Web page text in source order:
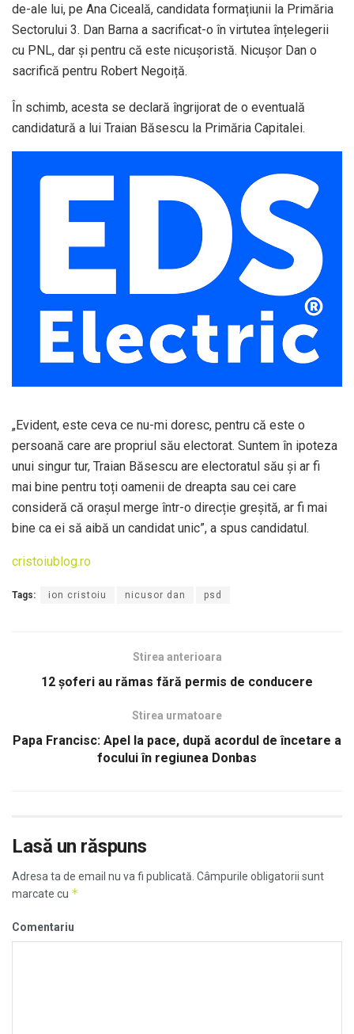
de-ale lui, pe Ana Ciceală, candidata formațiunii la Primăria
Sectorului 3. Dan Barna a sacrificat-o în virtutea înțelegerii
cu PNL, dar și pentru că este nicușoristă. Nicușor Dan o
sacrifică pentru Robert Negoiță.
În schimb, acesta se declară îngrijorat de o eventuală
candidatură a lui Traian Băsescu la Primăria Capitalei.
„Evident, este ceva ce nu-mi doresc, pentru că este o
persoană care are propriul său electorat. Suntem în ipoteza
unui singur tur, Traian Băsescu are electoratul său și ar fi
mai bine pentru toți oamenii de dreapta sau cei care
consideră că orașul merge într-o direcție greșită, ar fi mai
bine ca ei să aibă un candidat unic”, a spus candidatul.
cristoiublog.ro
Tags: ion cristoiu nicusor dan psd
Stirea anterioara
12 şoferi au rămas fără permis de conducere
Stirea urmatoare
Papa Francisc: Apel la pace, după acordul de încetare a
focului în regiunea Donbas
Lasă un răspuns
Adresa ta de email nu va fi publicată. Câmpurile obligatorii sunt
marcate cu *
Comentariu